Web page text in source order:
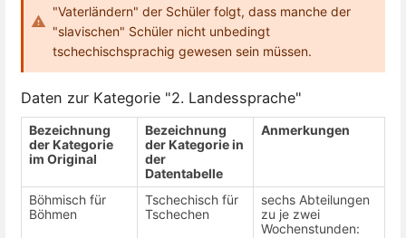
"Vaterländern" der Schüler folgt, dass manche der
"slavischen" Schüler nicht unbedingt
tschechischsprachig gewesen sein müssen.
Daten zur Kategorie "2. Landessprache"
Bezeichnung
der Kategorie
im Original
Bezeichnung
der Kategorie in
der
Datentabelle
Anmerkungen
Böhmisch für
Böhmen
Tschechisch für
Tschechen
sechs Abteilungen
zu je zwei
Wochenstunden: